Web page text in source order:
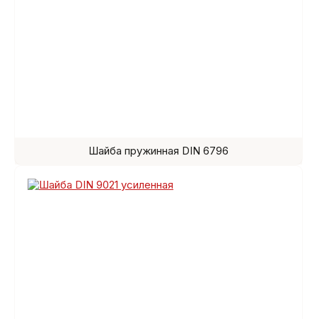
Шайба пружинная DIN 6796